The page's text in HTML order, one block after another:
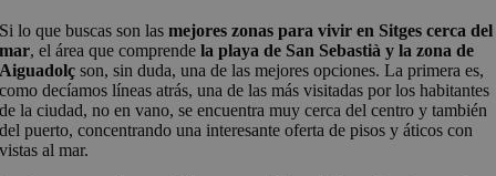
Si lo que buscas son lasmejores zonas para vivir en Sitges cerca del
mar, el área que comprende la playa de San Sebastià y la zona de
Aiguadolçson, sin duda, una de las mejores opciones. La primera es,
como decíamos líneas atrás, una de las más visitadas por los habitantes
de la ciudad, no en vano, se encuentra muy cerca del centro y también
del puerto, concentrando una interesante oferta de pisos y áticos con
vistas al mar.